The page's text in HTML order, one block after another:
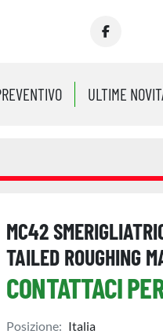
facebook
PREVENTIVO ULTIME
MC42
TAILED ROUGHING
CONTATTACI
Posizione: Italia